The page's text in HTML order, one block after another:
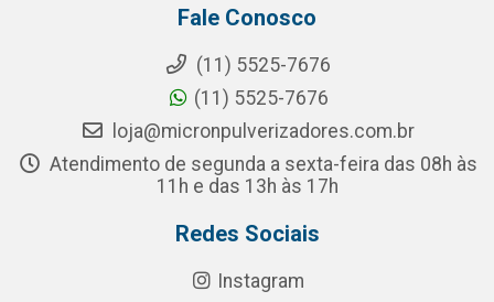
Fale Conosco
(11) 5525-7676
(11) 5525-7676
loja@micronpulverizadores.com.br
Atendimento de segunda a sexta-feira das 08h às
11h e das 13h às 17h
Redes Sociais
Instagram